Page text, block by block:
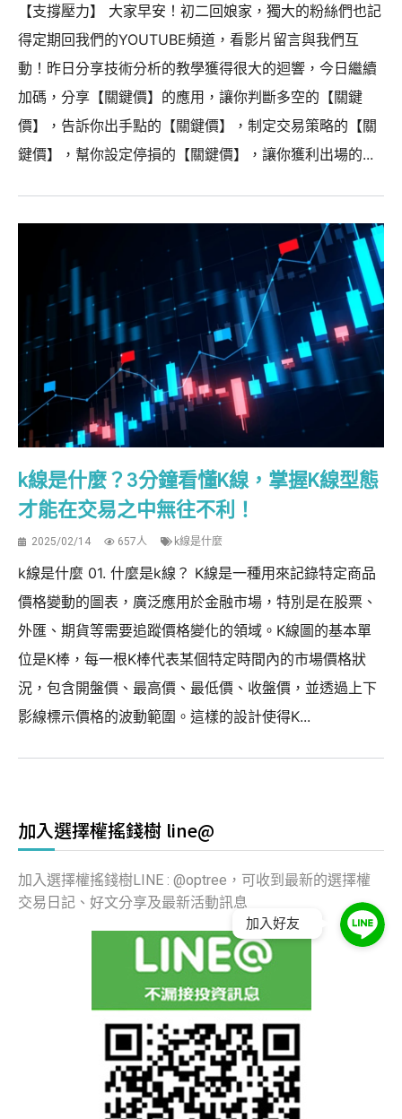
【支撐壓力】 大家早安！初二回娘家，獨大的粉絲們也記
得定期回我們的YOUTUBE頻道，看影片留言與我們互
動！昨日分享技術分析的教學獲得很大的迴響，今日繼續
加碼，分享【關鍵價】的應用，讓你判斷多空的【關鍵
價】，告訴你出手點的【關鍵價】，制定交易策略的【關
鍵價】，幫你設定停損的【關鍵價】，讓你獲利出場的...
k線是什麼？3分鐘看懂K線，掌握K線型態
才能在交易之中無往不利！
2025/02/14 657人 k線是什麼
k線是什麼 01. 什麼是k線？ K線是一種用來記錄特定商品
價格變動的圖表，廣泛應用於金融市場，特別是在股票、
外匯、期貨等需要追蹤價格變化的領域。K線圖的基本單
位是K棒，每一根K棒代表某個特定時間內的市場價格狀
況，包含開盤價、最高價、最低價、收盤價，並透過上下
影線標示價格的波動範圍。這樣的設計使得K...
加入選擇權搖錢樹 line@
加入選擇權搖錢樹LINE : @optree，可收到最新的選擇權
交易日記、好文分享及最新活動訊息
加入好友